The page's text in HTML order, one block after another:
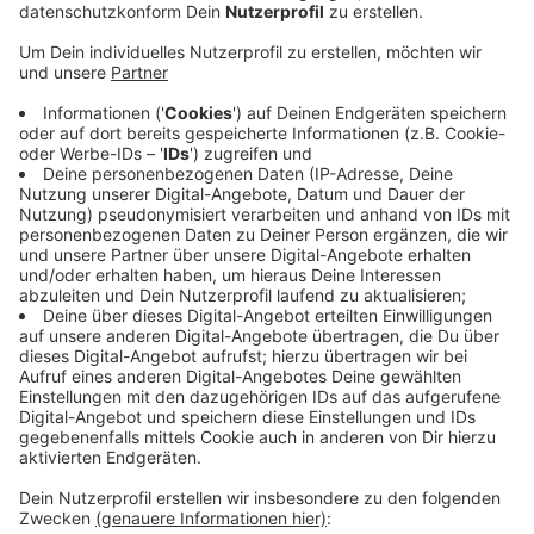
Nach Medienberichten fließt durch den Rhein bei
Lobith in den kommenden Tagen nur etwa halb so viel
Wasser wie sonst. Für den 17. Juli wird sogar ein noch
niedrigerer Wert erwartet. Gründe sind unter anderem
sehr geringe Schneereserven in den Alpen und niedrige
Wasserstände in wichtigen Zuflüssen und Speichern.
Die Folgen sind bereits spürbar. Die Schifffahrt wird
behindert, Schiffe können weniger Ladung
transportieren und auch Natur und Tierwelt geraten
unter Druck. Nach Angaben der niederländischen
Behörden wird die Lage inzwischen besonders genau
beobachtet. Regional gibt es schon Maßnahmen
gegen Wasserknappheit. Außerdem nimmt die Gefahr
von Blaualgen und Fischsterben zu.
Anzeige